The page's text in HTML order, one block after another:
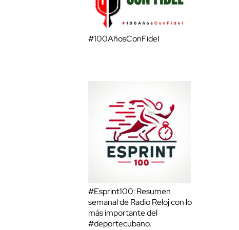
#100AñosConFidel
#Esprint100: Resumen
semanal de Radio Reloj con lo
más importante del
#deportecubano.